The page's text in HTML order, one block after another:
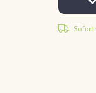
Sofort